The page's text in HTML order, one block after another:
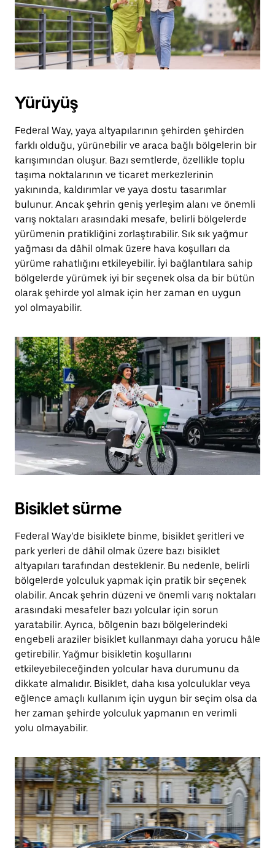
Yürüyüş
Federal Way, yaya altyapılarının şehirden şehirden
farklı olduğu, yürünebilir ve araca bağlı bölgelerin bir
karışımından oluşur. Bazı semtlerde, özellikle toplu
taşıma noktalarının ve ticaret merkezlerinin
yakınında, kaldırımlar ve yaya dostu tasarımlar
bulunur. Ancak şehrin geniş yerleşim alanı ve önemli
varış noktaları arasındaki mesafe, belirli bölgelerde
yürümenin pratikliğini zorlaştırabilir. Sık sık yağmur
yağması da dâhil olmak üzere hava koşulları da
yürüme rahatlığını etkileyebilir. İyi bağlantılara sahip
bölgelerde yürümek iyi bir seçenek olsa da bir bütün
olarak şehirde yol almak için her zaman en uygun
yol olmayabilir.
Bisiklet sürme
Federal Way’de bisiklete binme, bisiklet şeritleri ve
park yerleri de dâhil olmak üzere bazı bisiklet
altyapıları tarafından desteklenir. Bu nedenle, belirli
bölgelerde yolculuk yapmak için pratik bir seçenek
olabilir. Ancak şehrin düzeni ve önemli varış noktaları
arasındaki mesafeler bazı yolcular için sorun
yaratabilir. Ayrıca, bölgenin bazı bölgelerindeki
engebeli araziler bisiklet kullanmayı daha yorucu hâle
getirebilir. Yağmur bisikletin koşullarını
etkileyebileceğinden yolcular hava durumunu da
dikkate almalıdır. Bisiklet, daha kısa yolculuklar veya
eğlence amaçlı kullanım için uygun bir seçim olsa da
her zaman şehirde yolculuk yapmanın en verimli
yolu olmayabilir.